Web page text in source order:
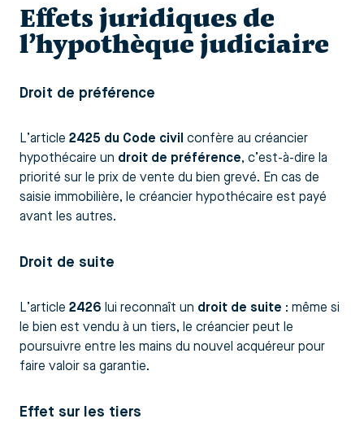
Effets juridiques de
l’hypothèque judiciaire
Droit de préférence
L’article 2425 du Code civil confère au créancier
hypothécaire un droit de préférence, c’est-à-dire la
priorité sur le prix de vente du bien grevé. En cas de
saisie immobilière, le créancier hypothécaire est payé
avant les autres.
Droit de suite
L’article 2426 lui reconnaît un droit de suite : même si
le bien est vendu à un tiers, le créancier peut le
poursuivre entre les mains du nouvel acquéreur pour
faire valoir sa garantie.
Effet sur les tiers